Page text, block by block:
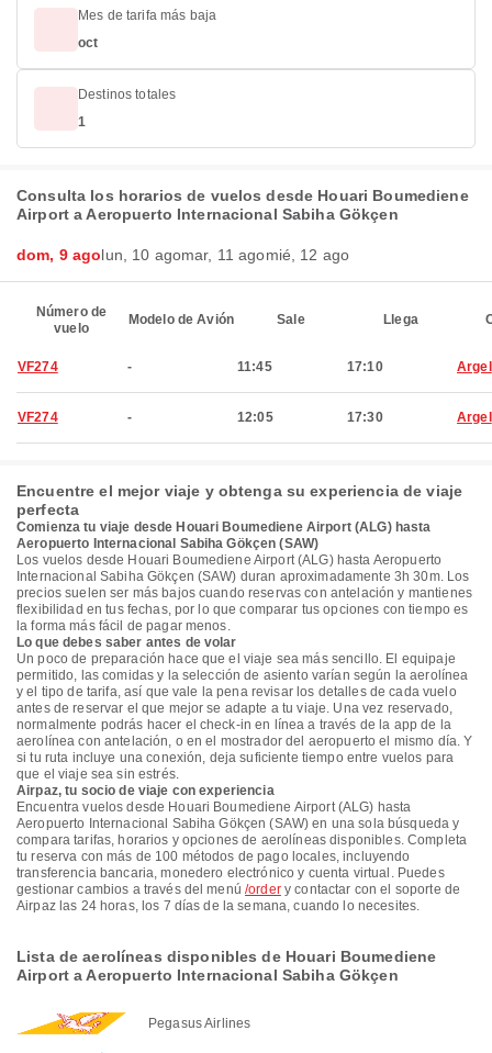
Mes de tarifa más baja
oct
Destinos totales
1
Consulta los horarios de vuelos desde Houari Boumediene
Airport a Aeropuerto Internacional Sabiha Gökçen
dom, 9 agolun, 10 agomar, 11 agomié, 12 ago
Número de
vuelo
Modelo de Avión Sale Llega
VF274 - 11:45 17:10 Argel
VF274 - 12:05 17:30 Argel
Encuentre el mejor viaje y obtenga su experiencia de viaje
perfecta
Comienza tu viaje desde Houari Boumediene Airport (ALG) hasta
Aeropuerto Internacional Sabiha Gökçen (SAW)
Los vuelos desde Houari Boumediene Airport (ALG) hasta Aeropuerto
Internacional Sabiha Gökçen (SAW) duran aproximadamente 3h 30m. Los
precios suelen ser más bajos cuando reservas con antelación y mantienes
flexibilidad en tus fechas, por lo que comparar tus opciones con tiempo es
la forma más fácil de pagar menos.
Lo que debes saber antes de volar
Un poco de preparación hace que el viaje sea más sencillo. El equipaje
permitido, las comidas y la selección de asiento varían según la aerolínea
y el tipo de tarifa, así que vale la pena revisar los detalles de cada vuelo
antes de reservar el que mejor se adapte a tu viaje. Una vez reservado,
normalmente podrás hacer el check-in en línea a través de la app de la
aerolínea con antelación, o en el mostrador del aeropuerto el mismo día. Y
si tu ruta incluye una conexión, deja suficiente tiempo entre vuelos para
que el viaje sea sin estrés.
Airpaz, tu socio de viaje con experiencia
Encuentra vuelos desde Houari Boumediene Airport (ALG) hasta
Aeropuerto Internacional Sabiha Gökçen (SAW) en una sola búsqueda y
compara tarifas, horarios y opciones de aerolíneas disponibles. Completa
tu reserva con más de 100 métodos de pago locales, incluyendo
transferencia bancaria, monedero electrónico y cuenta virtual. Puedes
gestionar cambios a través del menú/ordery contactar con el soporte de
Airpaz las 24 horas, los 7 días de la semana, cuando lo necesites.
Lista de aerolíneas disponibles de Houari Boumediene
Airport a Aeropuerto Internacional Sabiha Gökçen
Pegasus Airlines